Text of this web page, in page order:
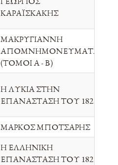
ΚΑΡΑΪΣΚΑΚΗΣ
ΜΑΚΡΥΓΙΑΝΝΗ
ΑΠΟΜΝΗΜΟΝΕΥΜΑΤΑ
(ΤΟΜΟΙ Α - Β)
Η ΛΥΚΙΑ ΣΤΗΝ
ΕΠΑΝΑΣΤΑΣΗ ΤΟΥ 1821
ΜΑΡΚΟΣ ΜΠΟΤΣΑΡΗΣ
Η ΕΛΛΗΝΙΚΗ
ΕΠΑΝΑΣΤΑΣΗ ΤΟΥ 1821